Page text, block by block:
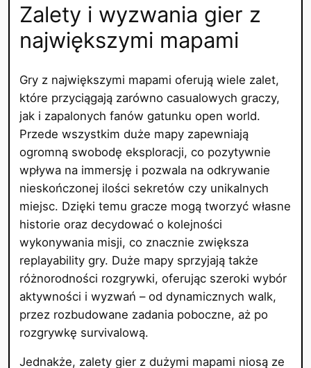
Zalety i wyzwania gier z
największymi mapami
Gry z największymi mapami oferują wiele zalet,
które przyciągają zarówno casualowych graczy,
jak i zapalonych fanów gatunku open world.
Przede wszystkim duże mapy zapewniają
ogromną swobodę eksploracji, co pozytywnie
wpływa na immersję i pozwala na odkrywanie
nieskończonej ilości sekretów czy unikalnych
miejsc. Dzięki temu gracze mogą tworzyć własne
historie oraz decydować o kolejności
wykonywania misji, co znacznie zwiększa
replayability gry. Duże mapy sprzyjają także
różnorodności rozgrywki, oferując szeroki wybór
aktywności i wyzwań – od dynamicznych walk,
przez rozbudowane zadania poboczne, aż po
rozgrywkę survivalową.
Jednakże, zalety gier z dużymi mapami niosą ze